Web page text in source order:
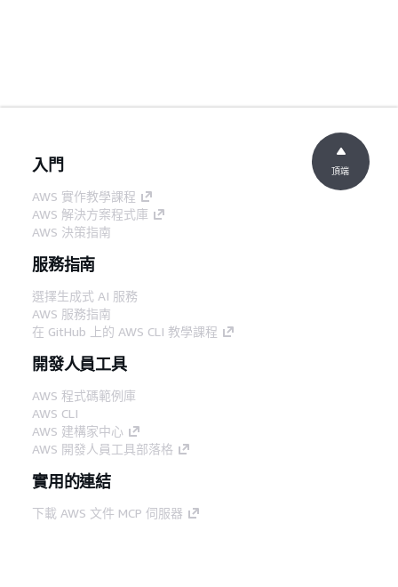
入門
AWS 實作教學課程
AWS 解決方案程式庫
AWS 決策指南
服務指南
選擇生成式 AI 服務
AWS 服務指南
在 GitHub 上的 AWS CLI 教學課程
開發人員工具
AWS 程式碼範例庫
AWS CLI
AWS 建構家中心
AWS 開發人員工具部落格
實用的連結
下載 AWS 文件 MCP 伺服器
頂端